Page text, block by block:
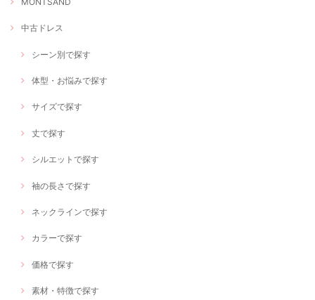
中古ドレス
シーン別で探す
体型・お悩みで探す
サイズで探す
丈で探す
シルエットで探す
袖の長さで探す
ネックラインで探す
カラーで探す
価格で探す
素材・特徴で探す